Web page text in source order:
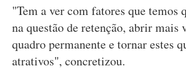
"Tem a ver com fatores que temos
na questão de retenção, abrir mais
quadro permanente e tornar estes
atrativos", concretizou.